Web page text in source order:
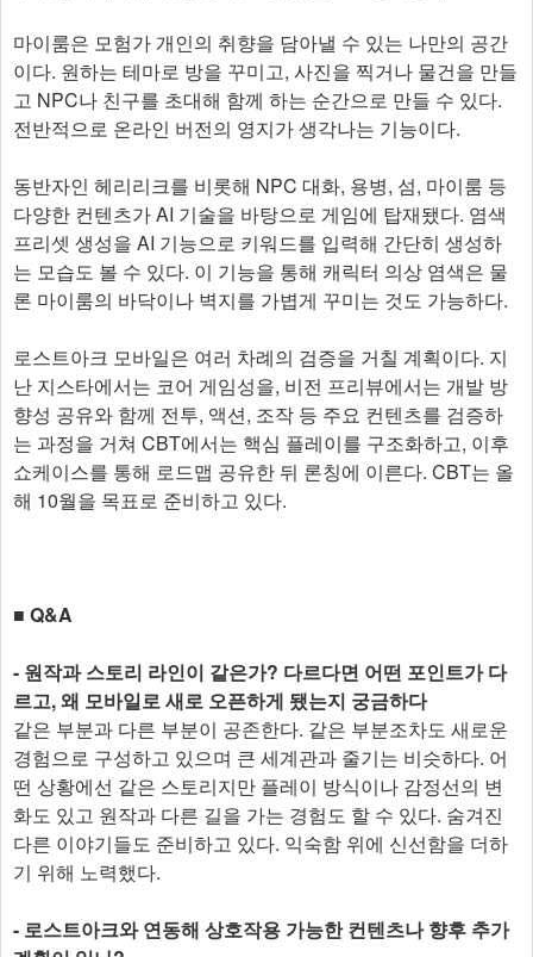
마이룸은 모험가 개인의 취향을 담아낼 수 있는 나만의 공간
이다. 원하는 테마로 방을 꾸미고, 사진을 찍거나 물건을 만들
고 NPC나 친구를 초대해 함께 하는 순간으로 만들 수 있다.
전반적으로 온라인 버전의 영지가 생각나는 기능이다.
동반자인 헤리리크를 비롯해 NPC 대화, 용병, 섬, 마이룸 등
다양한 컨텐츠가 AI 기술을 바탕으로 게임에 탑재됐다. 염색
프리셋 생성을 AI 기능으로 키워드를 입력해 간단히 생성하
는 모습도 볼 수 있다. 이 기능을 통해 캐릭터 의상 염색은 물
론 마이룸의 바닥이나 벽지를 가볍게 꾸미는 것도 가능하다.
로스트아크 모바일은 여러 차례의 검증을 거칠 계획이다. 지
난 지스타에서는 코어 게임성을, 비전 프리뷰에서는 개발 방
향성 공유와 함께 전투, 액션, 조작 등 주요 컨텐츠를 검증하
는 과정을 거쳐 CBT에서는 핵심 플레이를 구조화하고, 이후
쇼케이스를 통해 로드맵 공유한 뒤 론칭에 이른다. CBT는 올
해 10월을 목표로 준비하고 있다.
■ Q&A
- 원작과 스토리 라인이 같은가? 다르다면 어떤 포인트가 다
르고, 왜 모바일로 새로 오픈하게 됐는지 궁금하다
같은 부분과 다른 부분이 공존한다. 같은 부분조차도 새로운
경험으로 구성하고 있으며 큰 세계관과 줄기는 비슷하다. 어
떤 상황에선 같은 스토리지만 플레이 방식이나 감정선의 변
화도 있고 원작과 다른 길을 가는 경험도 할 수 있다. 숨겨진
다른 이야기들도 준비하고 있다. 익숙함 위에 신선함을 더하
기 위해 노력했다.
- 로스트아크와 연동해 상호작용 가능한 컨텐츠나 향후 추가